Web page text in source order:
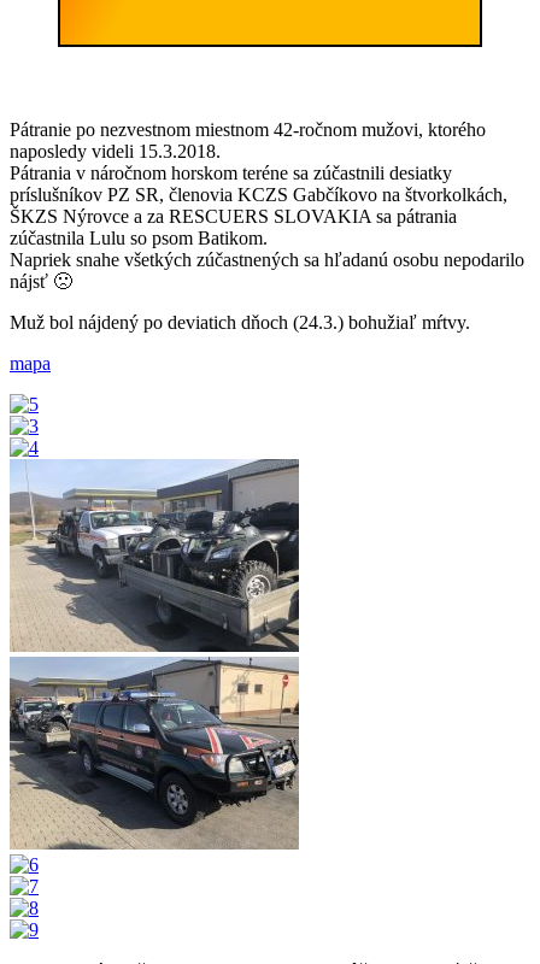
Pátranie po nezvestnom miestnom 42-ročnom mužovi, ktorého
naposledy videli 15.3.2018.
Pátrania v náročnom horskom teréne sa zúčastnili desiatky
príslušníkov PZ SR, členovia KCZS Gabčíkovo na štvorkolkách,
ŠKZS Nýrovce a za RESCUERS SLOVAKIA sa pátrania
zúčastnila Lulu so psom Batikom.
Napriek snahe všetkých zúčastnených sa hľadanú osobu nepodarilo
nájsť 🙁
Muž bol nájdený po deviatich dňoch (24.3.) bohužiaľ mŕtvy.
mapa